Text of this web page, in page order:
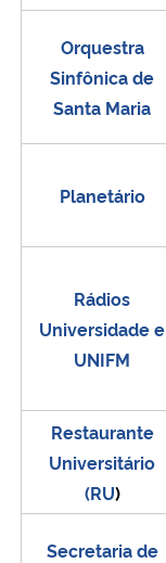
Orquestra
Sinfônica de
Santa Maria
Planetário
Rádios
Universidade e
UNIFM
Restaurante
Universitário
(RU)
Secretaria de